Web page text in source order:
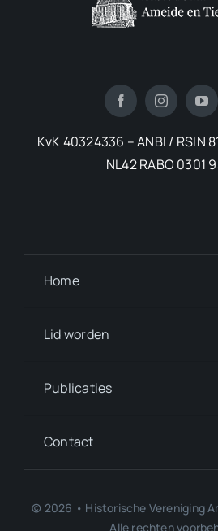
KvK 40324336 – ANBI / RSIN
NL42 RABO 0301
Home
Lid worden
Publicaties
Contact
© 2026 • Historische Vereniging
Alle rechten